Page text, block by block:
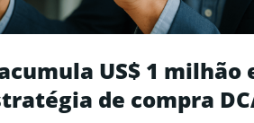
US$ 1 milhão
de compra